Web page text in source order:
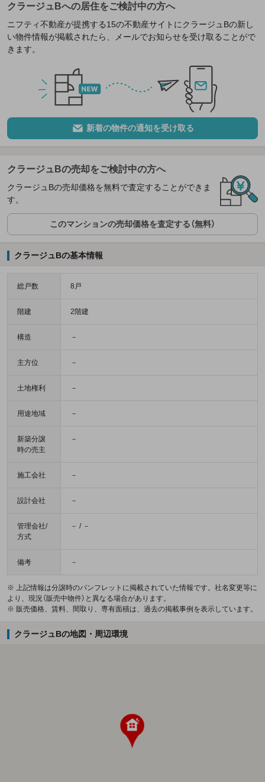
クラージュBへの居住をご検討中の方へ
ニフティ不動産が提携する15の不動産サイトにクラージュBの新し
い物件情報が掲載されたら、メールでお知らせを受け取ることがで
きます。
新着の物件の通知を受け取る
クラージュBの売却をご検討中の方へ
クラージュBの売却価格を無料で査定することができま
す。
このマンションの売却価格を査定する（無料）
クラージュBの基本情報
総戸数 8戸
階建 2階建
構造 －
主方位 －
土地権利 －
用途地域 －
新築分譲
時の売主
－
施工会社 －
設計会社 －
管理会社/
方式
－ / －
備考 －
※ 上記情報は分譲時のパンフレットに掲載されていた情報です。社名変更等に
より、現況（販売中物件）と異なる場合があります。
※ 販売価格、賃料、間取り、専有面積は、過去の掲載事例を表示しています。
クラージュBの地図・周辺環境